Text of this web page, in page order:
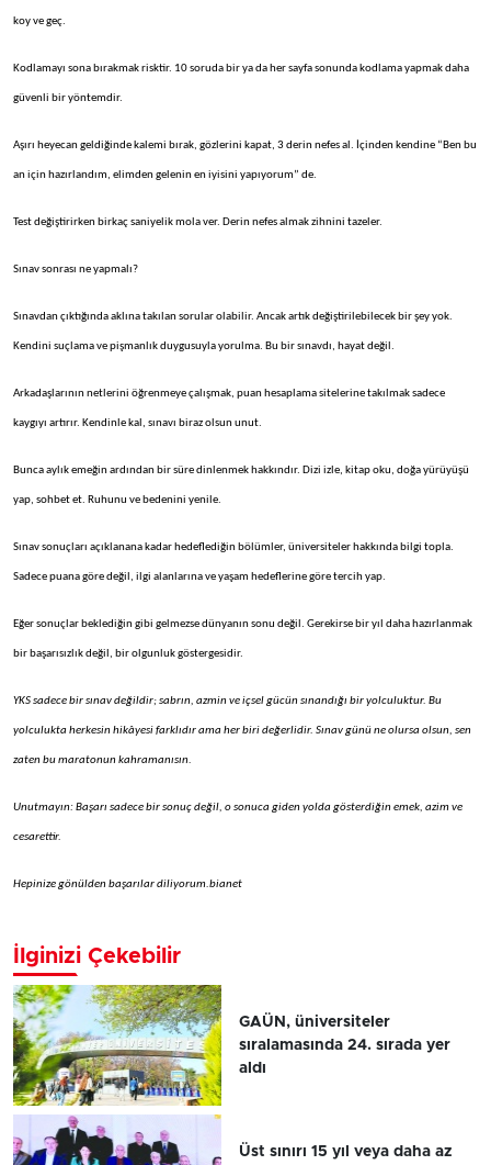
koy ve geç.
Kodlamayı sona bırakmak risktir. 10 soruda bir ya da her sayfa sonunda kodlama yapmak daha
güvenli bir yöntemdir.
Aşırı heyecan geldiğinde kalemi bırak, gözlerini kapat, 3 derin nefes al. İçinden kendine “Ben bu
an için hazırlandım, elimden gelenin en iyisini yapıyorum” de.
Test değiştirirken birkaç saniyelik mola ver. Derin nefes almak zihnini tazeler.
Sınav sonrası ne yapmalı?
Sınavdan çıktığında aklına takılan sorular olabilir. Ancak artık değiştirilebilecek bir şey yok.
Kendini suçlama ve pişmanlık duygusuyla yorulma. Bu bir sınavdı, hayat değil.
Arkadaşlarının netlerini öğrenmeye çalışmak, puan hesaplama sitelerine takılmak sadece
kaygıyı artırır. Kendinle kal, sınavı biraz olsun unut.
Bunca aylık emeğin ardından bir süre dinlenmek hakkındır. Dizi izle, kitap oku, doğa yürüyüşü
yap, sohbet et. Ruhunu ve bedenini yenile.
Sınav sonuçları açıklanana kadar hedeflediğin bölümler, üniversiteler hakkında bilgi topla.
Sadece puana göre değil, ilgi alanlarına ve yaşam hedeflerine göre tercih yap.
Eğer sonuçlar beklediğin gibi gelmezse dünyanın sonu değil. Gerekirse bir yıl daha hazırlanmak
bir başarısızlık değil, bir olgunluk göstergesidir.
YKS sadece bir sınav değildir; sabrın, azmin ve içsel gücün sınandığı bir yolculuktur. Bu
yolculukta herkesin hikâyesi farklıdır ama her biri değerlidir. Sınav günü ne olursa olsun, sen
zaten bu maratonun kahramanısın.
Unutmayın: Başarı sadece bir sonuç değil, o sonuca giden yolda gösterdiğin emek, azim ve
cesarettir.
Hepinize gönülden başarılar diliyorum.bianet
İlginizi Çekebilir
GAÜN, üniversiteler
sıralamasında 24. sırada yer
aldı
Üst sınırı 15 yıl veya daha az